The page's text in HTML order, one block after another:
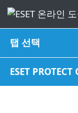
탭 선택
ESET